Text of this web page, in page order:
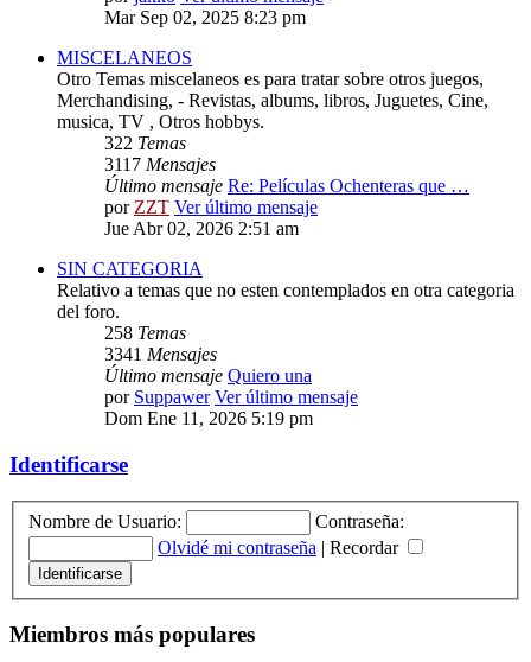
Mar Sep 02, 2025 8:23 pm
MISCELANEOS
Otro Temas miscelaneos es para tratar sobre otros juegos,
Merchandising, - Revistas, albums, libros, Juguetes, Cine,
musica, TV , Otros hobbys.
322 Temas
3117 Mensajes
Último mensaje Re: Películas Ochenteras que …
porZZT Ver último mensaje
Jue Abr 02, 2026 2:51 am
SIN CATEGORIA
Relativo a temas que no esten contemplados en otra categoria
del foro.
258 Temas
3341 Mensajes
Último mensaje Quiero una
por Suppawer Ver último mensaje
Dom Ene 11, 2026 5:19 pm
Identificarse
Nombre de Usuario:
Contraseña:
Olvidé mi contraseña | Recordar
Miembros más populares